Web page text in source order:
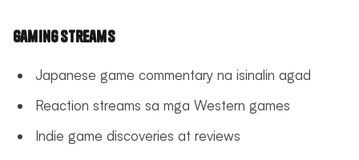
Gaming Streams
Japanese game commentary na isinalin agad
Reaction streams sa mga Western games
Indie game discoveries at reviews